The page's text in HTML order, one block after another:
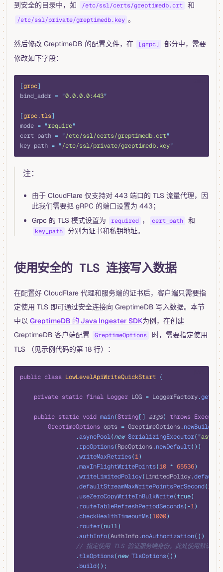
到安全的目录中，如 /etc/ssl/certs/greptimedb.crt 和
/etc/ssl/private/greptimedb.key 。
然后修改 GreptimeDB 的配置文件，在 [grpc]
部分中，需要
修改如下字段：
[grpc]
bind_addr = "0.0.0.0:443"
[grpc.tls]
mode = "require"
cert_path = "/etc/ssl/certs/greptimedb.crt"
key_path = "/etc/ssl/private/greptimedb.key"
注：
由于 CloudFlare 仅支持对 443 端口的 TLS 流量代理，因
此我们需要把 gRPC 的端口设置为 443；
Grpc 的 TLS 模式设置为
required ， cert_path 和
key_path 分别为证书和私钥地址。
使用安全的 TLS 连接写入数据
在配置好 CloudFlare 代理和服务端的证书后，客户端只需要指
定使用 TLS 即可通过安全连接向 GreptimeDB 写入数据。本节
中以 GreptimeDB 的 Java Ingester SDK为例，在创建
GreptimeDB 客户端配置
GreptimeOptions
时，需要指定使用
TLS （见示例代码的第 18 行）：
public class LowLevelApiWriteQuickStart {
    private
static final Logger LOG = LoggerFactory.
    public
static void main(String[] args) throws
        GreptimeOptions
opts = GreptimeOptions.newBuilder (
                .
asyncPool(new SerializingExecutor( "
                .
rpcOptions(RpcOptions.newDefault())
                .
writeMaxRetries(1)
                .
maxInFlightWritePoints(10 * 65536)
                .
writeLimitedPolicy(LimitedPolicy.
                .
defaultStreamMaxWritePointsPerSecond(10 *
                .
useZeroCopyWriteInBulkWrite(true)
                .
routeTableRefreshPeriodSeconds(-1)
                .
checkHealthTimeoutMs(1000)
                .
router(null)
                .
authInfo(AuthInfo.noAuthorization())
// 指定使用 TLS 验证服务端身份，此处使用默认配
                .
tlsOptions(new TlsOptions())
                .
build();